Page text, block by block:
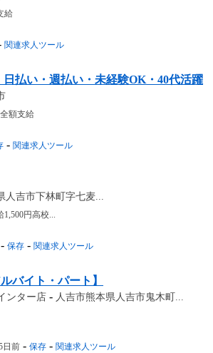
給
関連求人ツール
払い・週払い・未経験OK・40代活躍
額支給
- 関連求人ツール
人吉市下林町字七麦...
1,500円高校...
- 保存 - 関連求人ツール
バイト・パート】
ンター店 - 人吉市熊本県人吉市鬼木町...
日前 - 保存 - 関連求人ツール